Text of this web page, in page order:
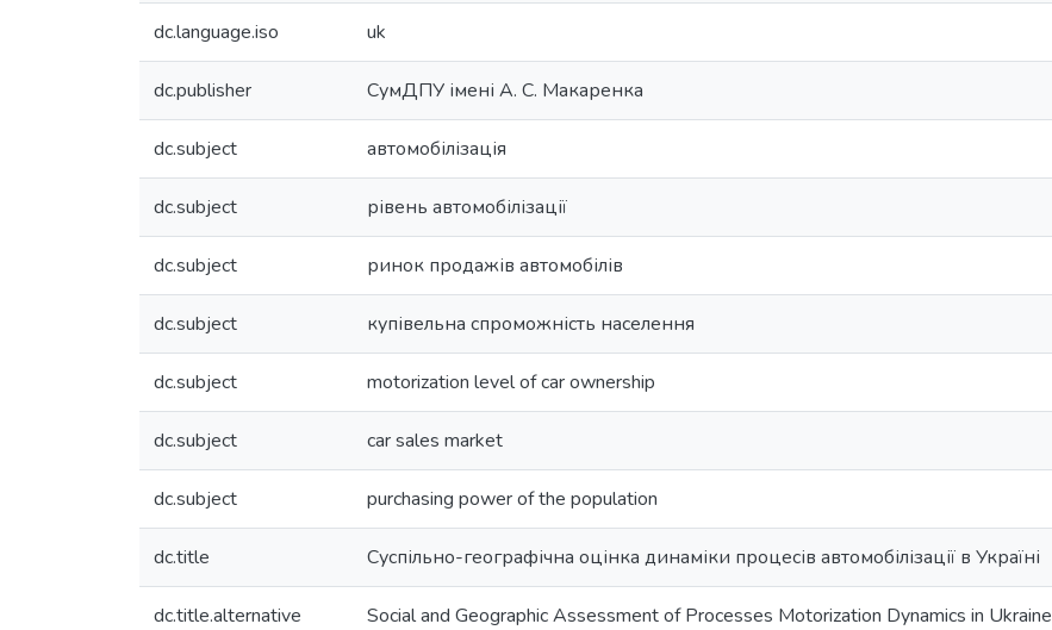
dc.language.iso uk
dc.publisher СумДПУ імені А. С. Макаренка
dc.subject автомобілізація
dc.subject рівень автомобілізації
dc.subject ринок продажів автомобілів
dc.subject купівельна спроможність населення
dc.subject motorization level of car ownership
dc.subject car sales market
dc.subject purchasing power of the population
dc.title Суспільно-географічна оцінка динаміки процесів автомобілізації в Україні
dc.title.alternative Social and Geographic Assessment of Processes Motorization Dynamics in Ukraine